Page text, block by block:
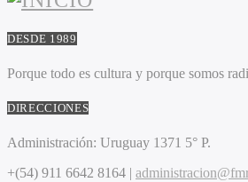
DESDE 1989
Porque todo es cultura y porque somos
DIRECCIONES
Administración: Uruguay 1371 5° P.
+(54) 911 6642 8164 |